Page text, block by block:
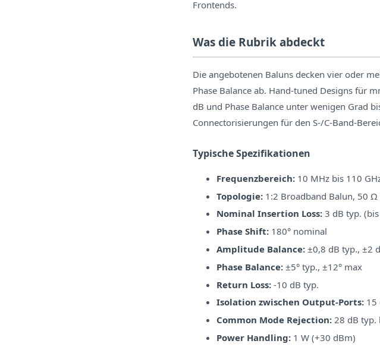
Frontends.
Was die Rubrik abdeckt
Die angebotenen Baluns decken vier oder
Phase Balance ab. Hand-tuned Designs für
dB und Phase Balance unter wenigen Grad
Connectorisierungen für den S-/C-Band-
Typische Spezifikationen
Frequenzbereich: 10 MHz bis 110
Topologie: 1:2 Broadband Balun, 50
Nominal Insertion Loss: 3 dB typ.
Phase Shift: 180° nominal
Amplitude Balance: ±0,8 dB typ., ±2
Phase Balance: ±5° typ., ±12° max
Return Loss: -10 dB typ.
Isolation zwischen Output-Ports: 15
Common Mode Rejection: 28 dB typ.
Power Handling: 1 W (+30 dBm)